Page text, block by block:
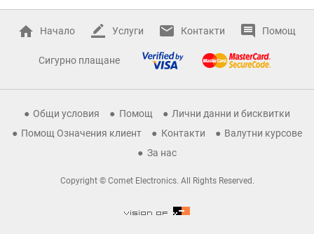
Начало Услуги Контакти Помощ
Сигурно плащане
Общи условия Помощ
Лични данни и бисквитки
Помощ Означения клиент
Контакти
Валутни курсове
За нас
Copyright © Comet Electronics. All Rights Reserved.